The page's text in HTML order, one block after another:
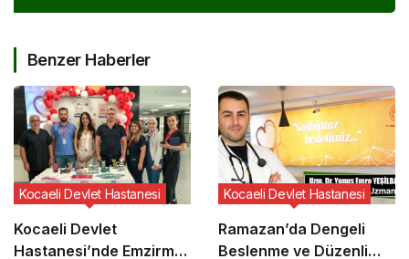
Benzer Haberler
Kocaeli Devlet
Hastanesi’nde Emzirme
Kocaeli Devlet Hastanesi
Ramazan’da Dengeli
Beslenme ve Düzenli
Kocaeli Devlet Hastanesi